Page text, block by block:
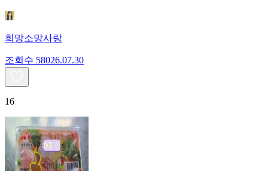
희망소망사랑
조회수 58026.07.30
16